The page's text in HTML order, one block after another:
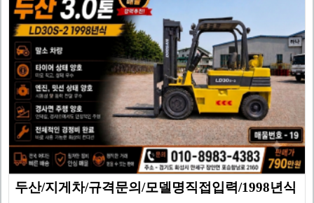
두산/지게차/규격문의/모델명직접입력/1998년식